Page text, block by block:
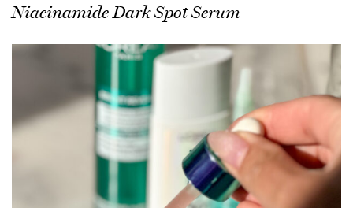
Niacinamide Dark Spot Serum